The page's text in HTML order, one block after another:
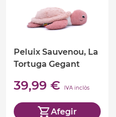
Peluix Sauvenou, La
Tortuga Gegant
39,99 € IVA inclòs
Afegir